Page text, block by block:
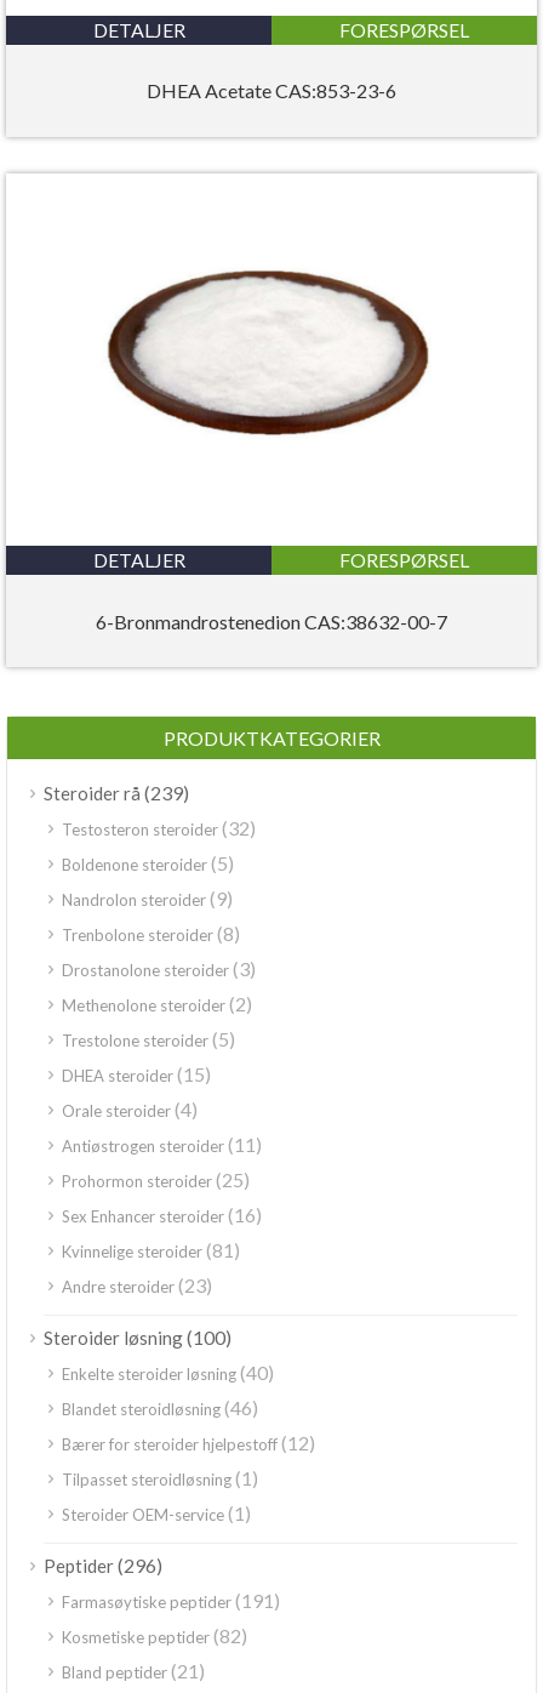
DETALJER FORESPØRSEL
DHEA Acetate CAS:853-23-6
DETALJER FORESPØRSEL
6-Bronmandrostenedion CAS:38632-00-7
PRODUKTKATEGORIER
Steroider rå (239)
Testosteron steroider(32)
Boldenone steroider(5)
Nandrolon steroider(9)
Trenbolone steroider(8)
Drostanolone steroider(3)
Methenolone steroider(2)
Trestolone steroider(5)
DHEA steroider(15)
Orale steroider(4)
Antiøstrogen steroider(11)
Prohormon steroider(25)
Sex Enhancer steroider(16)
Kvinnelige steroider(81)
Andre steroider(23)
Steroider løsning(100)
Enkelte steroider løsning(40)
Blandet steroidløsning(46)
Bærer for steroider hjelpestoff(12)
Tilpasset steroidløsning(1)
Steroider OEM-service(1)
Peptider(296)
Farmasøytiske peptider(191)
Kosmetiske peptider(82)
Bland peptider(21)